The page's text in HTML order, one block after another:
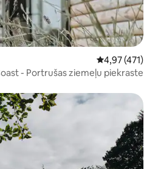
Vidējais
4,97 (471)
- Portrušas ziemeļu piekraste